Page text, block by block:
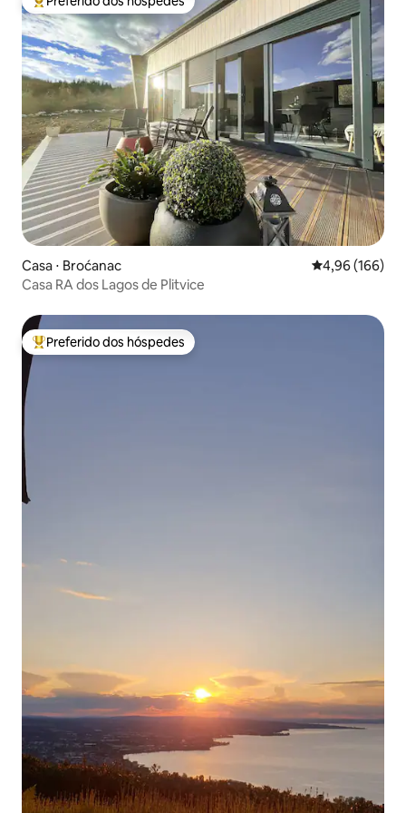
Entre os melhores preferidos dos hóspedes
Casa ⋅ Broćanac 4,96 de uma
4,96 (166)
Casa RA dos Lagos de Plitvice
Entre os melhores preferidos dos hóspedes
Preferido dos hóspedes